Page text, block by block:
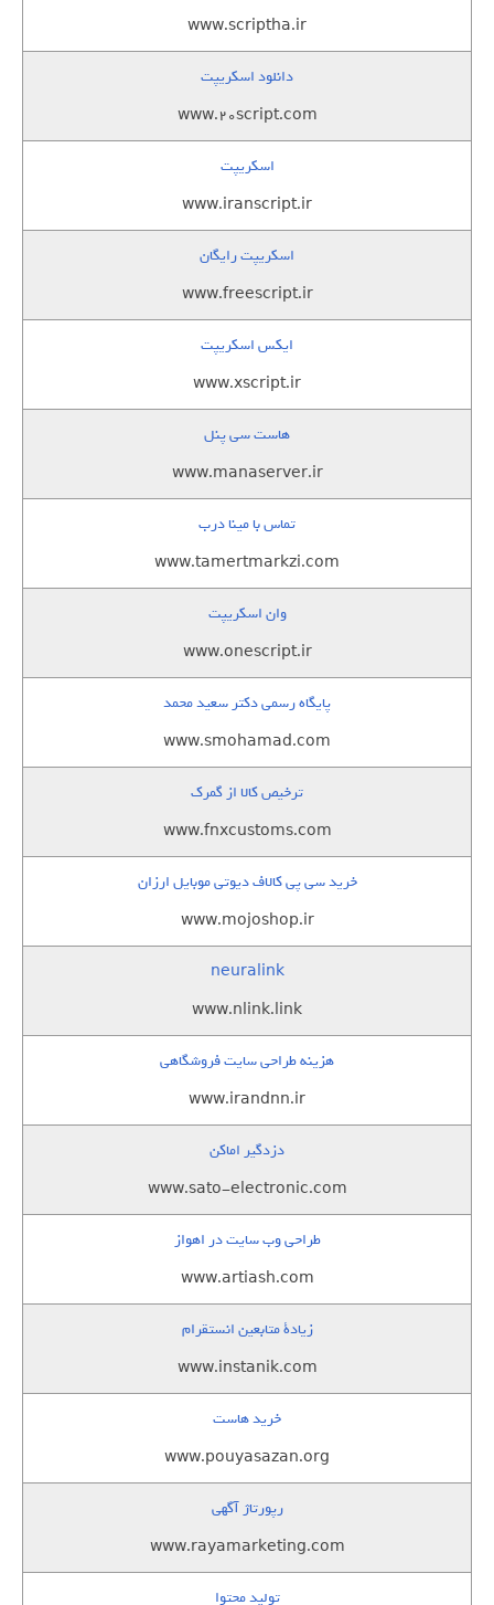
www.scriptha.ir
دانلود اسکریپت
www.20script.com
اسکریپت
www.iranscript.ir
اسکریپت رایگان
www.freescript.ir
ایکس اسکریپت
www.xscript.ir
هاست سی پنل
www.manaserver.ir
تماس با مینا درب
www.tamertmarkzi.com
وان اسکریپت
www.onescript.ir
پایگاه رسمی دکتر سعید محمد
www.smohamad.com
ترخیص کالا از گمرک
www.fnxcustoms.com
خرید سی پی کالاف دیوتی موبایل ارزان
www.mojoshop.ir
neuralink
www.nlink.link
هزینه طراحی سایت فروشگاهی
www.irandnn.ir
دزدگیر اماکن
www.sato-electronic.com
طراحی وب سایت در اهواز
www.artiash.com
زيادة متابعين انستقرام
www.instanik.com
خرید هاست
www.pouyasazan.org
رپورتاژ آگهی
www.rayamarketing.com
تولید محتوا